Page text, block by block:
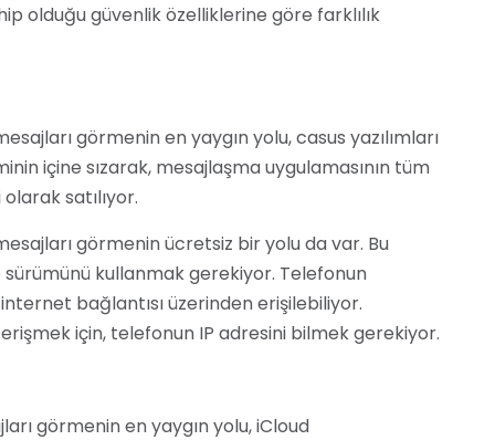
olduğu güvenlik özelliklerine göre farklılık
görmenin en yaygın yolu, casus yazılımları
içine sızarak, mesajlaşma uygulamasının tüm
satılıyor.
görmenin ücretsiz bir yolu da var. Bu
kullanmak gerekiyor. Telefonun
bağlantısı üzerinden erişilebiliyor.
için, telefonun IP adresini bilmek gerekiyor.
görmenin en yaygın yolu, iCloud